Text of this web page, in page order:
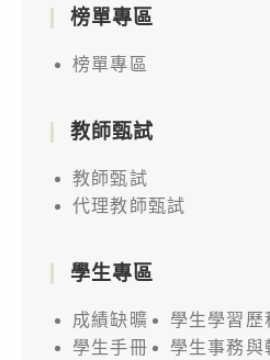
榜單專區
榜單專區
教師甄試
教師甄試
代理教師甄試
學生專區
成績缺曠
學生學習歷
學生手冊
學生事務與